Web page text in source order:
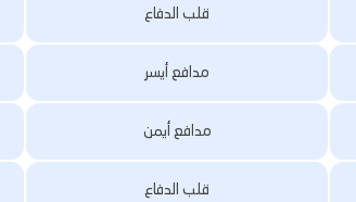
قلب الدفاع
مدافع أيسر
مدافع أيمن
قلب الدفاع